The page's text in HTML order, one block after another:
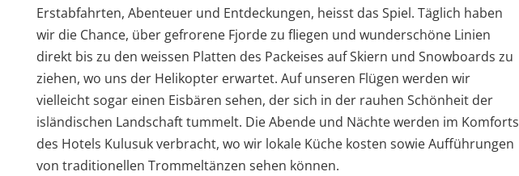
Erstabfahrten, Abenteuer und Entdeckungen, heisst das Spiel. Täglich haben
wir die Chance, über gefrorene Fjorde zu fliegen und wunderschöne Linien
direkt bis zu den weissen Platten des Packeises auf Skiern und Snowboards zu
ziehen, wo uns der Helikopter erwartet. Auf unseren Flügen werden wir
vielleicht sogar einen Eisbären sehen, der sich in der rauhen Schönheit der
isländischen Landschaft tummelt. Die Abende und Nächte werden im Komforts
des Hotels Kulusuk verbracht, wo wir lokale Küche kosten sowie Aufführungen
von traditionellen Trommeltänzen sehen können.